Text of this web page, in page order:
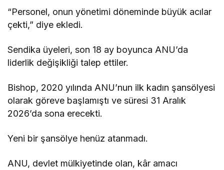
“Personel, onun yönetimi döneminde büyük acılar
çekti,” diye ekledi.
Sendika üyeleri, son 18 ay boyunca ANU’da
liderlik değişikliği talep ettiler.
Bishop, 2020 yılında ANU’nun ilk kadın şansölyesi
olarak göreve başlamıştı ve süresi 31 Aralık
2026’da sona erecekti.
Yeni bir şansölye henüz atanmadı.
ANU, devlet mülkiyetinde olan, kâr amacı